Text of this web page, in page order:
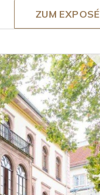
ZUM EXPOSÉ